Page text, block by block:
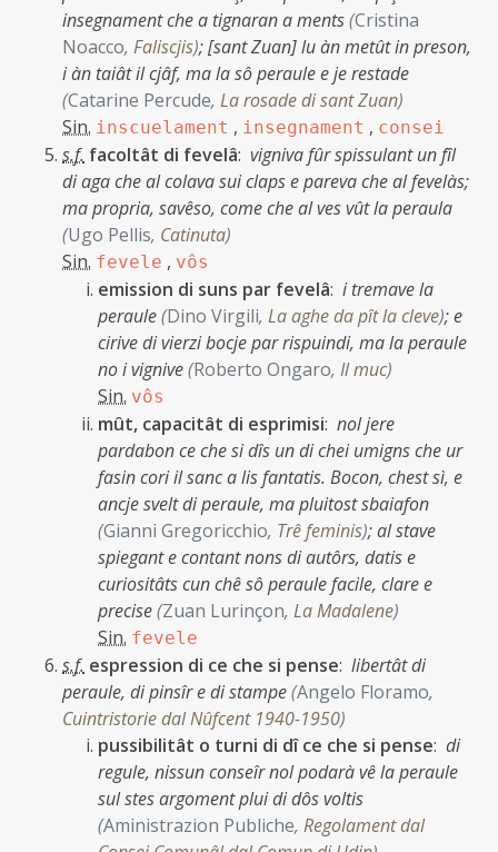
insegnament che a tignaran a ments(Cristina
Noacco, Faliscjis);[sant Zuan] lu àn metût in preson,
i àn taiât il cjâf, ma la sô peraule e je restade
(Catarine Percude, La rosade di sant Zuan)
Sin. inscuelament , insegnament , consei
s.f. facoltât di fevelâ: vigniva fûr spissulant un fîl
di aga che al colava sui claps e pareva che al fevelàs;
ma propria, savêso, come che al ves vût la peraula
(Ugo Pellis, Catinuta)
Sin. fevele , vôs
emission di suns par fevelâ: i tremave la
peraule(Dino Virgili, La aghe da pît la cleve);e
cirive di vierzi bocje par rispuindi, ma la peraule
no i vignive(Roberto Ongaro, Il muc)
Sin. vôs
mût, capacitât di esprimisi: nol jere
pardabon ce che si dîs un di chei umigns che ur
fasin cori il sanc a lis fantatis. Bocon, chest sì, e
ancje svelt di peraule, ma pluitost sbaiafon
(Gianni Gregoricchio, Trê feminis);al stave
spiegant e contant nons di autôrs, datis e
curiositâts cun chê sô peraule facile, clare e
precise(Zuan Lurinçon, La Madalene)
Sin. fevele
s.f. espression di ce che si pense: libertât di
peraule, di pinsîr e di stampe(Angelo Floramo,
Cuintristorie dal Nûfcent 1940-1950)
pussibilitât o turni di dî ce che si pense: di
regule, nissun conseîr nol podarà vê la peraule
sul stes argoment plui di dôs voltis
(Aministrazion Publiche, Regolament dal